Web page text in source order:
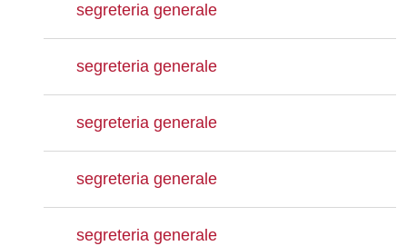
segreteria generale
segreteria generale
segreteria generale
segreteria generale
segreteria generale